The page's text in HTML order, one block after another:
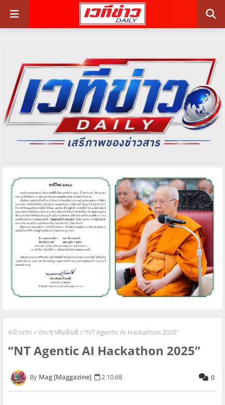
หน้าแรก ประชาสัมพันธ์ “NT Agentic AI Hackathon 2025”
“NT Agentic AI Hackathon 2025”
Mag [Maggazine] 2.10.68 0